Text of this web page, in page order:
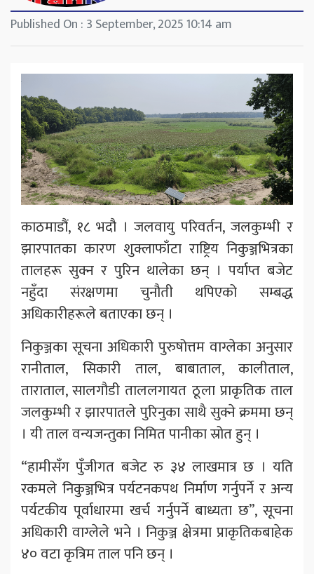
Published On : 3 September, 2025 10:14 am
काठमाडौं, १८ भदौ । जलवायु परिवर्तन, जलकुम्भी र
झारपातका कारण शुक्लाफाँटा राष्ट्रिय निकुञ्जभित्रका
तालहरू सुक्न र पुरिन थालेका छन् । पर्याप्त बजेट
नहुँदा संरक्षणमा चुनौती थपिएको सम्बद्ध
अधिकारीहरूले बताएका छन् ।
निकुञ्जका सूचना अधिकारी पुरुषोत्तम वाग्लेका अनुसार
रानीताल, सिकारी ताल, बाबाताल, कालीताल,
ताराताल, सालगौडी ताललगायत ठूला प्राकृतिक ताल
जलकुम्भी र झारपातले पुरिनुका साथै सुक्ने क्रममा छन्
। यी ताल वन्यजन्तुका निमित पानीका स्रोत हुन् ।
“हामीसँग पुँजीगत बजेट रु ३४ लाखमात्र छ । यति
रकमले निकुञ्जभित्र पर्यटनकपथ निर्माण गर्नुपर्ने र अन्य
पर्यटकीय पूर्वाधारमा खर्च गर्नुपर्ने बाध्यता छ”, सूचना
अधिकारी वाग्लेले भने । निकुञ्ज क्षेत्रमा प्राकृतिकबाहेक
४० वटा कृत्रिम ताल पनि छन् ।